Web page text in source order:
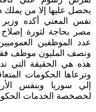
يحصل عليها إلا من يملك
نفس المعني أكده
مصر بحاجة لثورة
عدد الموظفين
ونصف المليون موظف
هذه هي الحقيقة التي
وترعاها الحكومات
إلي سوريا وبنفس
لخصخصة الخدمات